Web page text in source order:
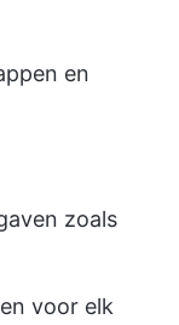
en
zoals
voor elk